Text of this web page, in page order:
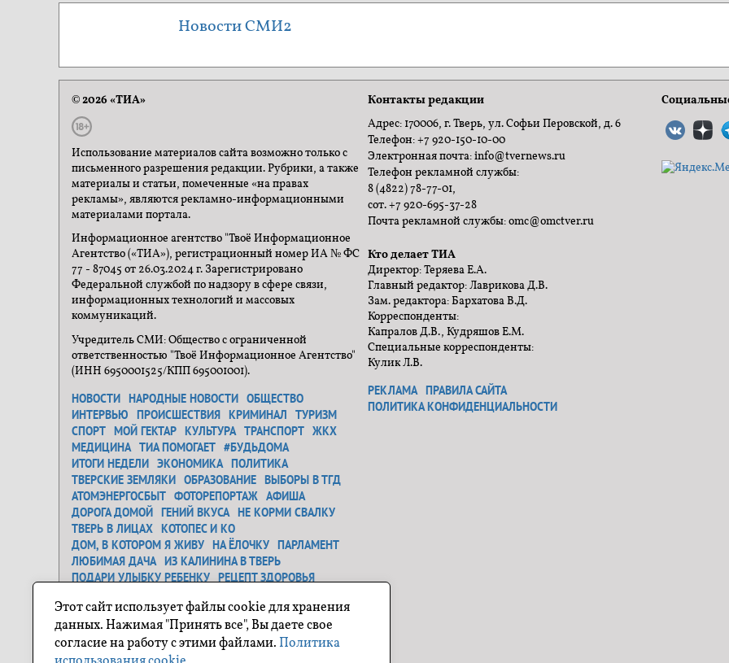
Новости СМИ2
© 2026 «ТИА»
Использование материалов сайта возможно только с
письменного разрешения редакции. Рубрики, а также
материалы и статьи, помеченные «на правах
рекламы», являются рекламно-информационными
материалами портала.
Информационное агентство "Твоё Информационное
Агентство («ТИА»), регистрационный номер ИА № ФС
77 - 87045 от 26.03.2024 г. Зарегистрировано
Федеральной службой по надзору в сфере связи,
информационных технологий и массовых
коммуникаций.
Учредитель СМИ: Общество с ограниченной
ответственностью "Твоё Информационное Агентство"
(ИНН 6950001525/КПП 695001001).
НОВОСТИ НАРОДНЫЕ НОВОСТИ ОБЩЕСТВО
ИНТЕРВЬЮ
ПРОИСШЕСТВИЯ КРИМИНАЛ
ТУРИЗМ
СПОРТ МОЙ ГЕКТАР КУЛЬТУРА ТРАНСПОРТ ЖКХ
МЕДИЦИНА ТИА ПОМОГАЕТ #БУДЬДОМА
ИТОГИ НЕДЕЛИ ЭКОНОМИКА ПОЛИТИКА
ТВЕРСКИЕ ЗЕМЛЯКИ ОБРАЗОВАНИЕ ВЫБОРЫ В ТГД
АТОМЭНЕРГОСБЫТ ФОТОРЕПОРТАЖ АФИША
ДОРОГА ДОМОЙ ГЕНИЙ ВКУСА НЕ КОРМИ СВАЛКУ
ТВЕРЬ В ЛИЦАХ КОТОПЕС И КО
ДОМ, В КОТОРОМ Я ЖИВУ НА ЁЛОЧКУ ПАРЛАМЕНТ
ЛЮБИМАЯ ДАЧА ИЗ КАЛИНИНА В ТВЕРЬ
ПОДАРИ УЛЫБКУ РЕБЕНКУ РЕЦЕПТ ЗДОРОВЬЯ
САМОЕ ТРОГАТЕЛЬНОЕ ФОТО ГЕНЕРАЛЬНАЯ УБОРКА
Я ЛЮБЛЮ ТВЕРЬ О ГЕРОЯХ БЫЛЫХ ВРЕМЕН
ПРОЕКТ "СОСЕДИ" ПОХУДЕЙКА
ПУТЕШЕСТВИЕ ПО ТВЕРСКОЙ ОБЛАСТИ
Контакты редакции
Адрес: 170006, г. Тверь, ул. Софьи Перовской, д. 6
Телефон: +7 920-150-10-00
Электронная почта: info@tvernews.ru
Телефон рекламной службы:
8 (4822) 78-77-01,
сот. +7 920-695-37-28
Почта рекламной службы: omc@omctver.ru
Кто делает ТИА
Директор: Теряева Е.А.
Главный редактор: Лаврикова Д.В.
Зам. редактора: Бархатова В.Д.
Корреспонденты:
Капралов Д.В., Кудряшов Е.М.
Специальные корреспонденты:
Кулик Л.В.
РЕКЛАМА ПРАВИЛА САЙТА
ПОЛИТИКА КОНФИДЕНЦИАЛЬНОСТИ
Этот сайт использует файлы cookie для хранения
данных. Нажимая "Принять все", Вы даете свое
согласие на работу с этими файлами. Политика